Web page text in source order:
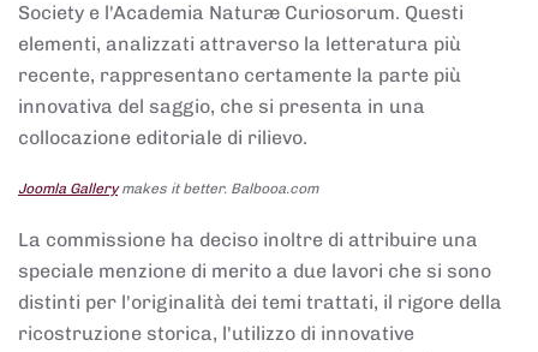
Society e l'Academia Naturæ Curiosorum. Questi
elementi, analizzati attraverso la letteratura più
recente, rappresentano certamente la parte più
innovativa del saggio, che si presenta in una
collocazione editoriale di rilievo.
Joomla Gallerymakes it better. Balbooa.com
La commissione ha deciso inoltre di attribuire una
speciale menzione di merito a due lavori che si sono
distinti per l'originalità dei temi trattati, il rigore della
ricostruzione storica, l'utilizzo di innovative